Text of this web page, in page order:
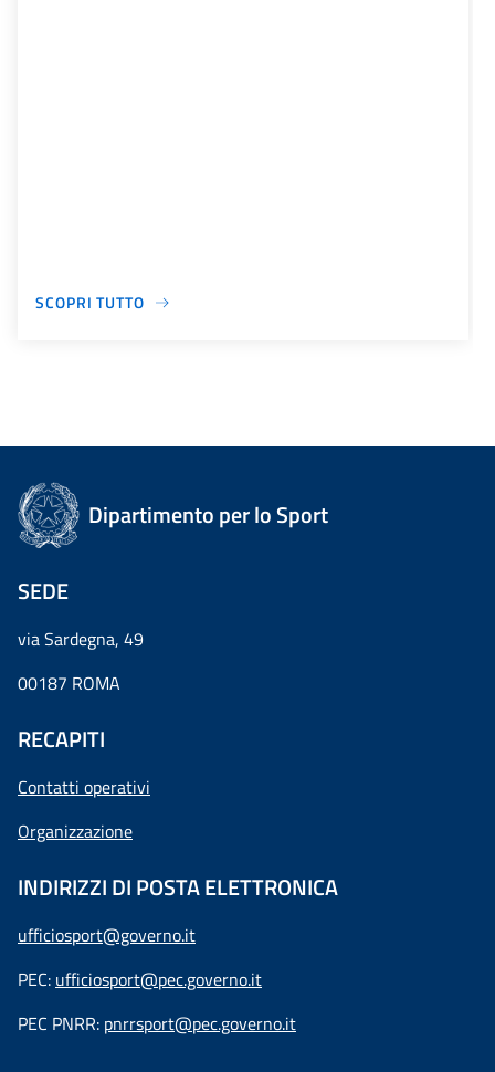
SCOPRI TUTTO
Dipartimento per lo Sport
SEDE
via Sardegna, 49
00187 ROMA
RECAPITI
Contatti operativi
Organizzazione
INDIRIZZI DI POSTA ELETTRONICA
ufficiosport@governo.it
PEC: ufficiosport@pec.governo.it
PEC PNRR: pnrrsport@pec.governo.it